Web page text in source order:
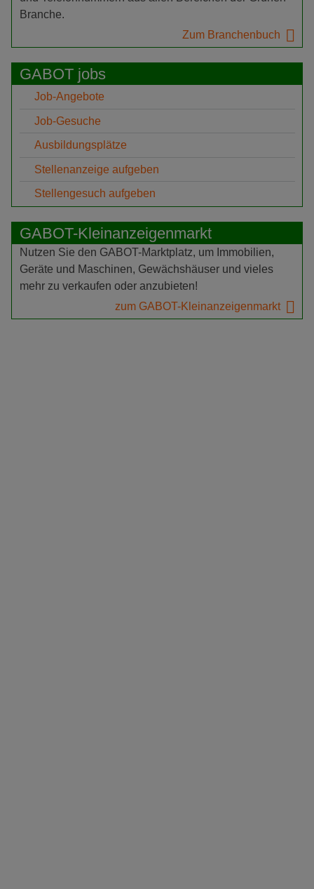
Branche.
Zum Branchenbuch
GABOT jobs
Job-Angebote
Job-Gesuche
Ausbildungsplätze
Stellenanzeige aufgeben
Stellengesuch aufgeben
GABOT-Kleinanzeigenmarkt
Nutzen Sie den GABOT-Marktplatz, um Immobilien,
Geräte und Maschinen, Gewächshäuser und vieles
mehr zu verkaufen oder anzubieten!
zum GABOT-Kleinanzeigenmarkt